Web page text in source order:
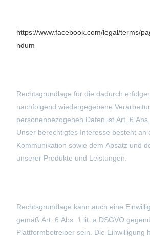
https://www.facebook.com/legal/terms/
ndum
Rechtsgrundlage für die dadurch
nachfolgend wiedergegebene
personenbezogenen Daten ist Art. 6
Unser berechtigtes Interesse besteht an
Kommunikation sowie dem Absatz und
unserer Produkte und Leistungen.
Rechtsgrundlage kann auch eine
gemäß Art. 6 Abs. 1 lit. a DSGVO
Plattformbetreiber sein. Die Einwilligung